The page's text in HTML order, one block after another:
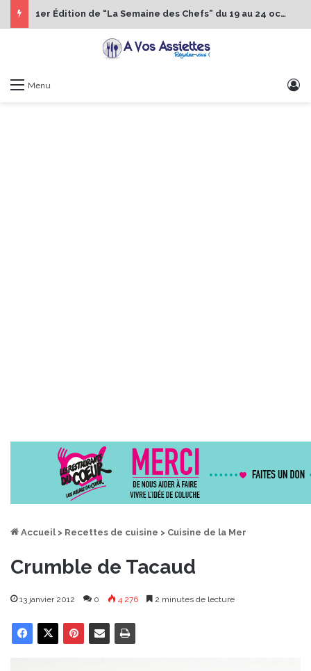
1er Édition de “La Semaine des Chefs” du 19 au 24 octobre 2026
Menu
Accueil > Recettes de cuisine > Cuisine de la Mer
Crumble de Tacaud
13 janvier 2012 0 4 276 2 minutes de lecture